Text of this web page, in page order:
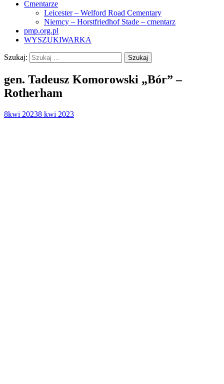
Cmentarze
Leicester – Welford Road Cementary
Niemcy – Horstfriedhof Stade – cmentarz
pmp.org.pl
WYSZUKIWARKA
Szukaj:
gen. Tadeusz Komorowski „Bór” –
Rotherham
8kwi 20238 kwi 2023